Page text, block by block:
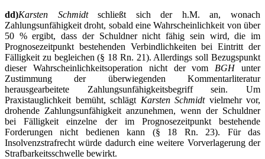
dd)Karsten Schmidtschließt sich der h.M. an, wonach
Zahlungsunfähigkeit droht, sobald eine Wahrscheinlichkeit von über
50 % ergibt, dass der Schuldner nicht fähig sein wird, die im
Prognosezeitpunkt bestehenden Verbindlichkeiten bei Eintritt der
Fälligkeit zu begleichen (§ 18 Rn. 21). Allerdings soll Bezugspunkt
dieser Wahrscheinlichkeitsoperation nicht der vom BGHunter
Zustimmung der überwiegenden Kommentarliteratur
herausgearbeitete Zahlungsunfähigkeitsbegriff sein. Um
Praxistauglichkeit bemüht, schlägt Karsten Schmidtvielmehr vor,
drohende Zahlungsunfähigkeit anzunehmen, wenn der Schuldner
bei Fälligkeit einzelne der im Prognosezeitpunkt bestehende
Forderungen nicht bedienen kann (§ 18 Rn. 23). Für das
Insolvenzstrafrecht würde dadurch eine weitere Vorverlagerung der
Strafbarkeitsschwelle bewirkt.